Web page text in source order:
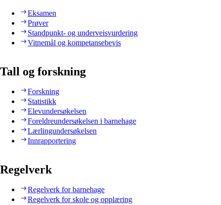
Eksamen
Prøver
Standpunkt- og underveisvurdering
Vitnemål og kompetansebevis
Tall og forskning
Forskning
Statistikk
Elevundersøkelsen
Foreldreundersøkelsen i barnehage
Lærlingundersøkelsen
Innrapportering
Regelverk
Regelverk for barnehage
Regelverk for skole og opplæring